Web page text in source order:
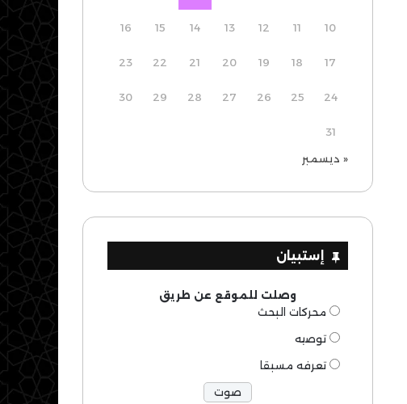
10
11
12
13
14
15
16
17
18
19
20
21
22
23
24
25
26
27
28
29
30
31
« ديسمبر
إستبيان
وصلت للموقع عن طريق
محركات البحث
توصيه
تعرفه مسبقا